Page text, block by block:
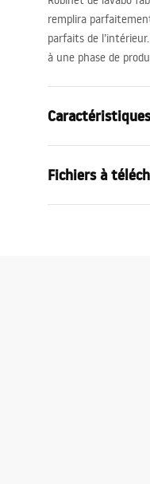
remplira
parfaits de
à une phase de
Caractéristiques
Méthode de
Couleur
Fichiers à